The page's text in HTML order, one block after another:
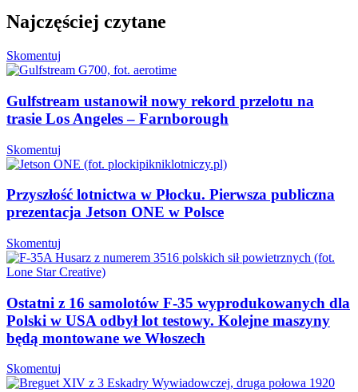
Najczęściej czytane
Skomentuj
Gulfstream ustanowił nowy rekord przelotu na
trasie Los Angeles – Farnborough
Skomentuj
Przyszłość lotnictwa w Płocku. Pierwsza publiczna
prezentacja Jetson ONE w Polsce
Skomentuj
Ostatni z 16 samolotów F-35 wyprodukowanych dla
Polski w USA odbył lot testowy. Kolejne maszyny
będą montowane we Włoszech
Skomentuj